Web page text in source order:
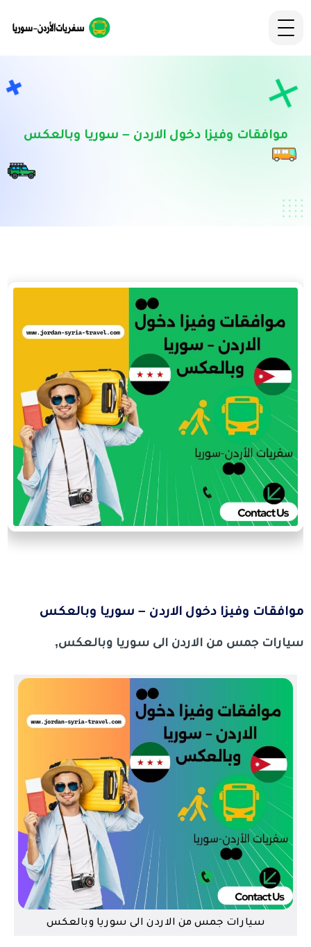
موافقات وفيزا دخول الاردن – سوريا وبالعكس
موافقات وفيزا دخول الاردن – سوريا وبالعكس
سيارات جمس من الاردن الى سوريا وبالعكس,
سيارات جمس من الاردن الى سوريا وبالعكس